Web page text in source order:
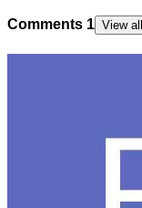
Comments 1 View all